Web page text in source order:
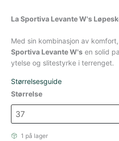
var:
799.
er:
400.
La Sportiva Levante W's
Med sin kombinasjon av
Sportiva Levante W's en solid
ytelse og slitestyrke i terrenget.
Størrelsesguide
Størrelse
1 på lager